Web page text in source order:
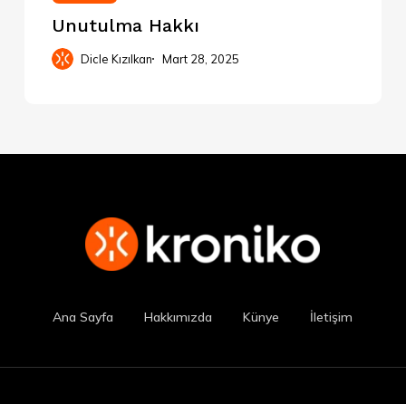
Unutulma Hakkı
Dicle Kızılkan Mart 28, 2025
Ana Sayfa Hakkımızda Künye İletişim